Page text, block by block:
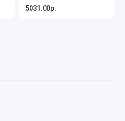
5031.00р.